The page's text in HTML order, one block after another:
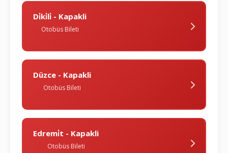
Di̇ki̇li̇ - Kapakli
Otobüs Bileti
Düzce - Kapakli
Otobüs Bileti
Edremi̇t - Kapakli
Otobüs Bileti